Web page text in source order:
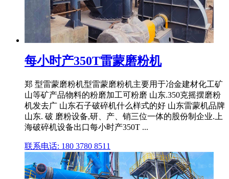
每小时产350T雷蒙磨粉机
郑 型雷蒙磨粉机型雷蒙磨粉机主要用于冶金建材化工矿
山等矿产品物料的粉磨加工可粉磨 山东.350克摇摆磨粉
机发去广 山东石子破碎机什么样式的好 山东雷蒙机品牌
山东. 破 磨粉设备,研、产、销三位一体的股份制企业.上
海破碎机设备出口每小时产350T ...
联系电话: 180 3780 8511